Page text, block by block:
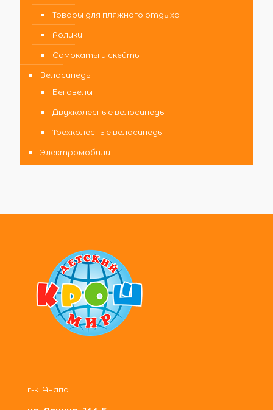
Товары для пляжного отдыха
Ролики
Самокаты и скейты
Велосипеды
Беговелы
Двухколесные велосипеды
Трехколесные велосипеды
Электромобили
г-к. Анапа